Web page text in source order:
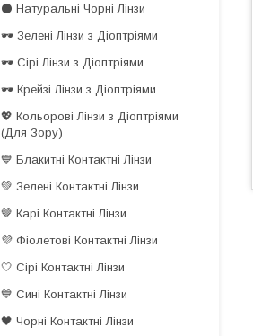
⚫️ Натуральні Чорні Лінзи
🕶️ Зелені Лінзи з Діоптріями
🕶️ Сірі Лінзи з Діоптріями
🕶️ Крейзі Лінзи з Діоптріями
💖 Кольорові Лінзи з Діоптріями
(Для Зору)
💙 Блакитні Контактні Лінзи
💚 Зелені Контактні Лінзи
🤎 Карі Контактні Лінзи
💜 Фіолетові Контактні Лінзи
🤍 Сірі Контактні Лінзи
💙 Сині Контактні Лінзи
🖤 Чорні Контактні Лінзи